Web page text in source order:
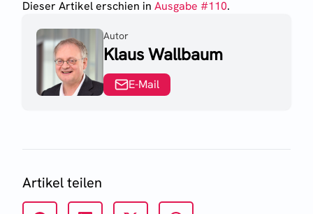
Dieser Artikel erschien in Ausgabe #110.
Autor
Klaus Wallbaum
E-Mail
Artikel teilen